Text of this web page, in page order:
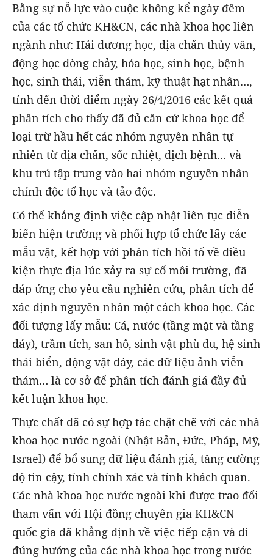
Bằng sự nỗ lực vào cuộc không kể ngày đêm
của các tổ chức KH&CN, các nhà khoa học liên
ngành như: Hải dương học, địa chấn thủy văn,
động học dòng chảy, hóa học, sinh học, bệnh
học, sinh thái, viễn thám, kỹ thuật hạt nhân…,
tính đến thời điểm ngày 26/4/2016 các kết quả
phân tích cho thấy đã đủ căn cứ khoa học để
loại trừ hầu hết các nhóm nguyên nhân tự
nhiên từ địa chấn, sốc nhiệt, dịch bệnh... và
khu trú tập trung vào hai nhóm nguyên nhân
chính độc tố học và tảo độc.
Có thể khẳng định việc cập nhật liên tục diễn
biến hiện trường và phối hợp tổ chức lấy các
mẫu vật, kết hợp với phân tích hồi tố về điều
kiện thực địa lúc xảy ra sự cố môi trường, đã
đáp ứng cho yêu cầu nghiên cứu, phân tích để
xác định nguyên nhân một cách khoa học. Các
đối tượng lấy mẫu: Cá, nước (tầng mặt và tầng
đáy), trầm tích, san hô, sinh vật phù du, hệ sinh
thái biển, động vật đáy, các dữ liệu ảnh viễn
thám… là cơ sở để phân tích đánh giá đầy đủ
kết luận khoa học.
Thực chất đã có sự hợp tác chặt chẽ với các nhà
khoa học nước ngoài (Nhật Bản, Đức, Pháp, Mỹ,
Israel) để bổ sung dữ liệu đánh giá, tăng cường
độ tin cậy, tính chính xác và tính khách quan.
Các nhà khoa học nước ngoài khi được trao đổi
tham vấn với Hội đồng chuyên gia KH&CN
quốc gia đã khẳng định về việc tiếp cận và đi
đúng hướng của các nhà khoa học trong nước